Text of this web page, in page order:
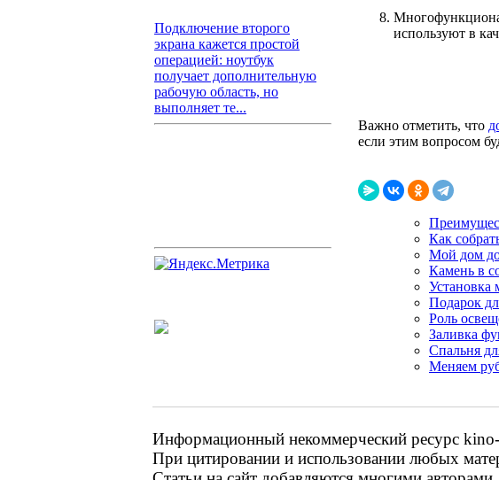
Подключение второго
экрана кажется простой
операцией: ноутбук
получает дополнительную
рабочую область, но
выполняет те...
используют в
Важно отметить, что
если этим вопросом
Как
Мой дом
Камень в
Установка
Подарок
Роль
Заливка
Спальня
Меняем
Информационный некоммерческий ресурс
При цитировании и использовании любых